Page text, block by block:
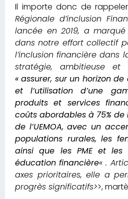
Il importe donc de
Régionale d’inclusion
lancée en 2019, a
dans notre effort collectif
l’inclusion financière dans
stratégie, ambitieuse
« assurer, sur un horizon
et l’utilisation d’une
produits et services
coûts abordables à 75%
de l’UEMOA, avec un
populations rurales, les
ainsi que les PME et les
éducation financière« .
axes prioritaires, elle a
progrès significatifs>>,